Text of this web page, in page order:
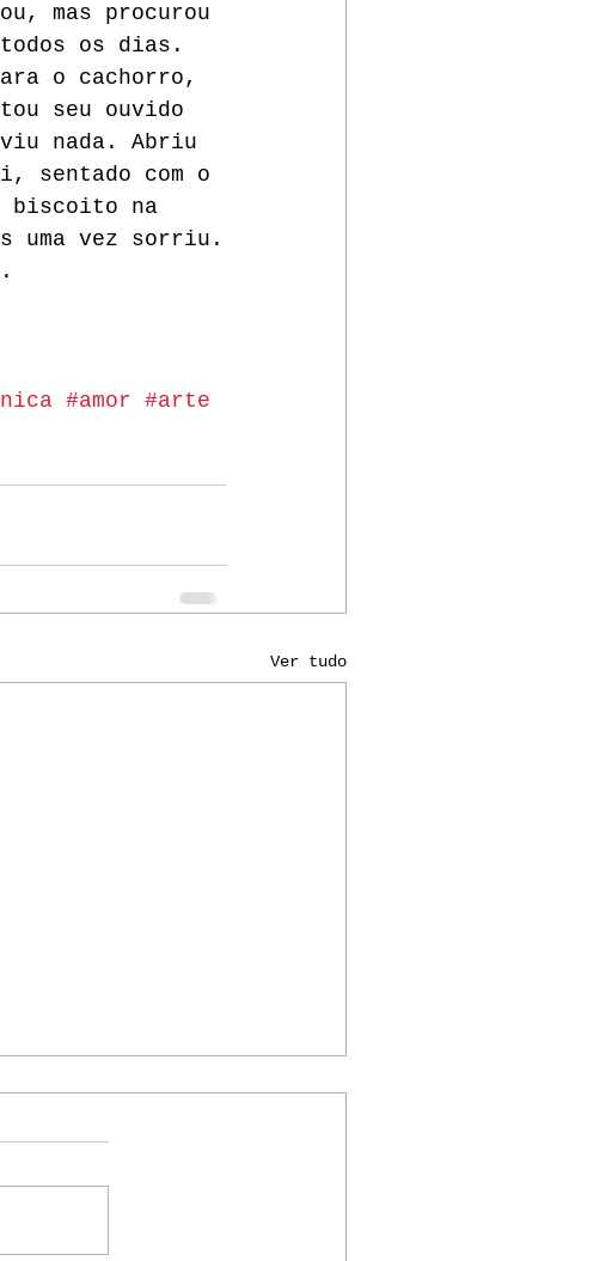
mas procurou
todos os dias.
o cachorro,
seu ouvido
nada. Abriu
sentado com o
biscoito na
uma vez sorriu.
#amor #arte
Ver tudo